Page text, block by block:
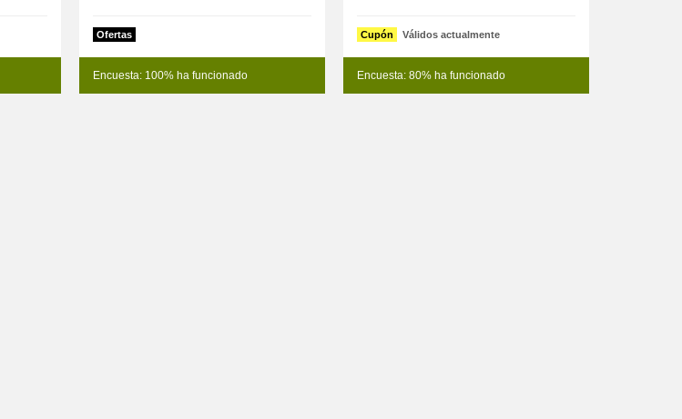
Ofertas
Encuesta: 100% ha funcionado
Cupón Válidos actualmente
Encuesta: 80% ha funcionado